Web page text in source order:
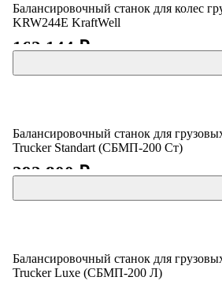
Балансировочный станок для колес
KRW244E KraftWell
162 144 ₽
Балансировочный станок для
Trucker Standart (СБМП-200 Ст)
292 800 ₽
Балансировочный станок для
Trucker Luxe (СБМП-200 Л)